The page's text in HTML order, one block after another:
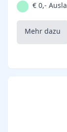
€ 0,-
Mehr dazu